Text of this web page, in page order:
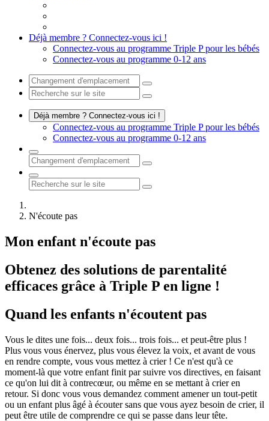
Déjà membre ? Connectez-vous ici !
Connectez-vous au programme Triple P pour les bébés
Connectez-vous au programme 0-12 ans
Déjà membre ? Connectez-vous ici !
Connectez-vous au programme Triple P pour les bébés
Connectez-vous au programme 0-12 ans
N'écoute pas
Mon enfant n'écoute pas
Obtenez des solutions de parentalité
efficaces grâce à Triple P en ligne !
Quand les enfants n'écoutent pas
Vous le dites une fois... deux fois... trois fois... et peut-être plus !
Plus vous vous énervez, plus vous élevez la voix, et avant de vous
en rendre compte, vous vous mettez à crier ! Ce n'est qu'à ce
moment-là que votre enfant finit par suivre vos directives, en faisant
ce qu'on lui dit à contrecœur, ou même en se mettant à crier en
retour. Si donc vous vous demandez comment amener un tout-petit
ou un enfant plus âgé à écouter sans que vous ayez besoin de crier, il
peut être utile de comprendre ce qui se passe dans leur tête.